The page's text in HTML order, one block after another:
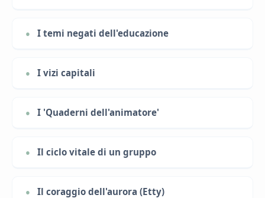
I temi negati dell'educazione
I vizi capitali
I 'Quaderni dell'animatore'
Il ciclo vitale di un gruppo
Il coraggio dell'aurora (Etty)